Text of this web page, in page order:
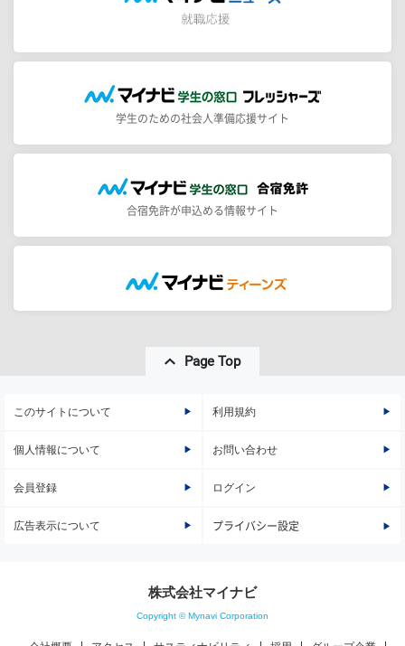
学生のための社会人準備応援サイト
合宿免許が申込める情報サイト
Page Top
このサイトについて 利用規約
個人情報について お問い合わせ
会員登録 ログイン
広告表示について プライバシー設定
株式会社マイナビ
Copyright © Mynavi Corporation